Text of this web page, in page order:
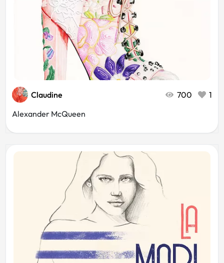
Commercial Rétro
Vintage Animaux
Agence
Bar
Événementiel
Claudine 700
1
Alexander McQueen